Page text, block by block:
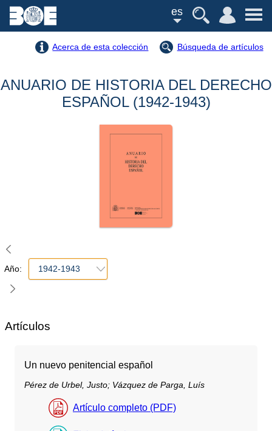
es
Acerca de esta colección Búsqueda de artículos
ANUARIO DE HISTORIA DEL DERECHO
ESPAÑOL (1942-1943)
Año: 1942-1943
Artículos
Un nuevo penitencial español
Pérez de Urbel, Justo; Vázquez de Parga, Luís
Artículo completo (PDF)